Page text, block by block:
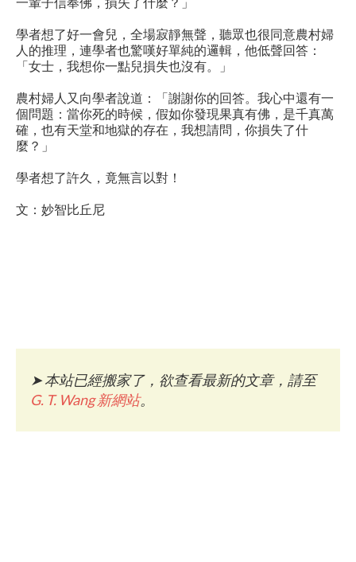
學者想了好一會兒，全場寂靜無聲，聽眾也很同意農村婦
人的推理，連學者也驚嘆好單純的邏輯，他低聲回答：
「女士，我想你一點兒損失也沒有。」
農村婦人又向學者說道：「謝謝你的回答。我心中還有一
個問題：當你死的時候，假如你發現果真有佛，是千真萬
確，也有天堂和地獄的存在，我想請問，你損失了什
麼？」
學者想了許久，竟無言以對！
文：妙智比丘尼
➤本站已經搬家了，欲查看最新的文章，請至
G. T. Wang 新網站。